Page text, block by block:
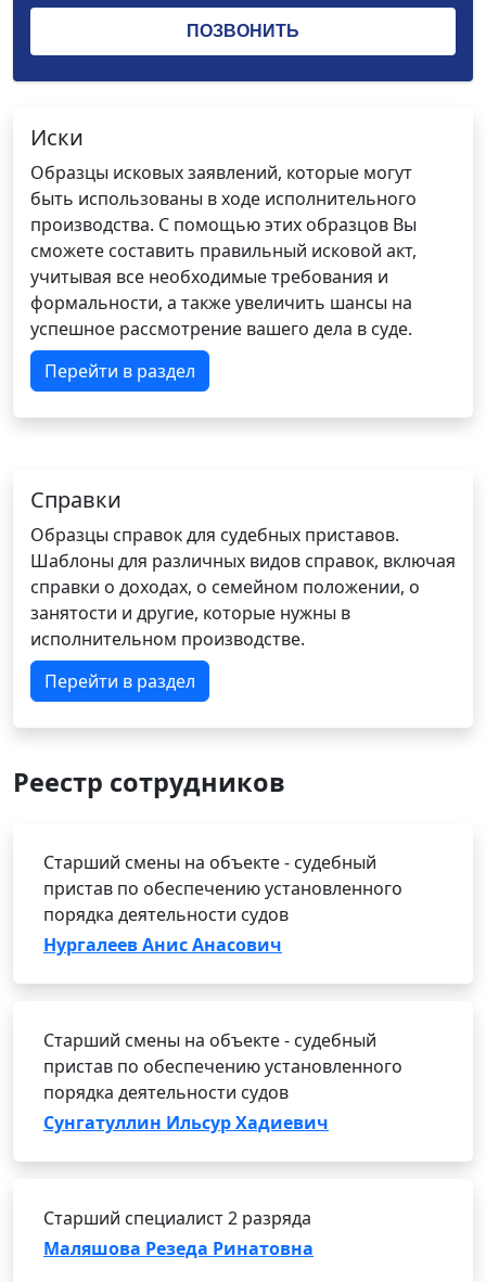
Иски
Образцы исковых заявлений, которые могут
быть использованы в ходе исполнительного
производства. С помощью этих образцов Вы
сможете составить правильный исковой акт,
учитывая все необходимые требования и
формальности, а также увеличить шансы на
успешное рассмотрение вашего дела в суде.
Перейти в раздел
Справки
Образцы справок для судебных приставов.
Шаблоны для различных видов справок, включая
справки о доходах, о семейном положении, о
занятости и другие, которые нужны в
исполнительном производстве.
Перейти в раздел
Реестр сотрудников
Старший смены на объекте - судебный
пристав по обеспечению установленного
порядка деятельности судов
Нургалеев Анис Анасович
Старший смены на объекте - судебный
пристав по обеспечению установленного
порядка деятельности судов
Сунгатуллин Ильсур Хадиевич
Старший специалист 2 разряда
Маляшова Резеда Ринатовна